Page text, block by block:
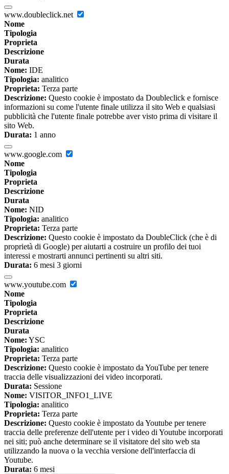
www.doubleclick.net
Nome
Tipologia
Proprieta
Descrizione
Durata
Nome: IDE
Tipologia: analitico
Proprieta: Terza parte
Descrizione: Questo cookie è impostato da Doubleclick e fornisce
informazioni su come l'utente finale utilizza il sito Web e qualsiasi
pubblicità che l'utente finale potrebbe aver visto prima di visitare il
sito Web.
Durata: 1 anno
www.google.com
Nome
Tipologia
Proprieta
Descrizione
Durata
Nome: NID
Tipologia: analitico
Proprieta: Terza parte
Descrizione: Questo cookie è impostato da DoubleClick (che è di
proprietà di Google) per aiutarti a costruire un profilo dei tuoi
interessi e mostrarti annunci pertinenti su altri siti.
Durata: 6 mesi 3 giorni
www.youtube.com
Nome
Tipologia
Proprieta
Descrizione
Durata
Nome: YSC
Tipologia: analitico
Proprieta: Terza parte
Descrizione: Questo cookie è impostato da YouTube per tenere
traccia delle visualizzazioni dei video incorporati.
Durata: Sessione
Nome: VISITOR_INFO1_LIVE
Tipologia: analitico
Proprieta: Terza parte
Descrizione: Questo cookie è impostato da Youtube per tenere
traccia delle preferenze dell'utente per i video di Youtube incorporati
nei siti; può anche determinare se il visitatore del sito web sta
utilizzando la nuova o la vecchia versione dell'interfaccia di
Youtube.
Durata: 6 mesi